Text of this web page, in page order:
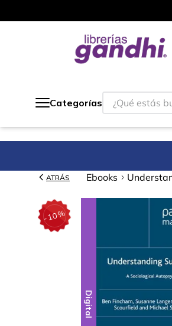
Categorías
¿Qué estás
ATRÁS Ebooks
-10%
Digital